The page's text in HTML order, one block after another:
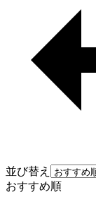
並び替え
おすすめ順